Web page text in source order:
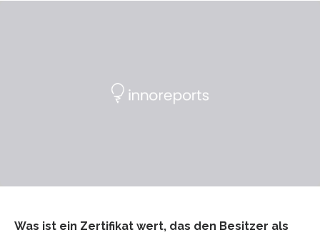
Was ist ein Zertifikat wert, das den Besitzer als